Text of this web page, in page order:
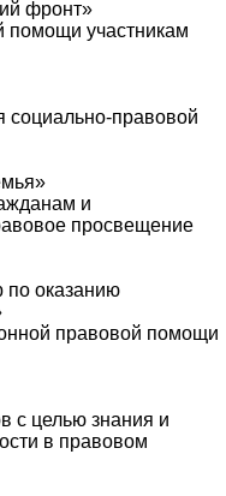
фронт»
помощи участникам
социально-правовой
и
просвещение
по оказанию
правовой помощи
с целью знания и
в правовом